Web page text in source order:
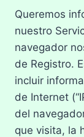
Queremos
nuestro
navegador
de Registro.
incluir
de Internet
del
que visita, la